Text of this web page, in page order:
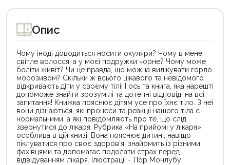
Опис
Чому іноді доводиться носити окуляри? Чому в мене
світле волосся, а у моєї подружки чорне? Чому може
боліти живіт? Чи це правда, що можна вилікувати горло
морозивом? Скільки ж всього цікавого та невідомого
відкривають діти у своєму тілі! І ось та книга, яка нарешті
допоможе знайти зрозумілі та дотепні відповіді на всі
запитання! Книжка пояснює дітям усе про їхнє тіло. З неї
вони дізнаються, які процеси та реакції нашого тіла є
нормальними, а які повідомляють про те, що слід
звернутися до лікаря. Рубрика «На прийомі у лікаря»
особлива в цій книзі. Вона пояснює дитині, навіщо
піклуватися про своє здоров’я, знайомить із різними
фахівцями та допомагає подолати страх перед
відвідуванням лікаря. Ілюстрації - Лор Монлубу.